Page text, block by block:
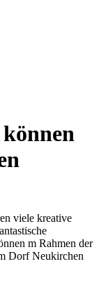
viele kreative
m Rahmen der
Dorf Neukirchen